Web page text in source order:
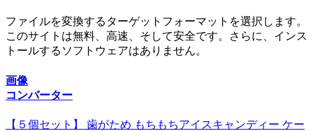
ファイルを変換するターゲットフォーマットを選択します。
このサイトは無料、高速、そして安全です。さらに、インス
トールするソフトウェアはありません。
画像
コンバーター
【５個セット】 歯がため もちもちアイスキャンディー ケー